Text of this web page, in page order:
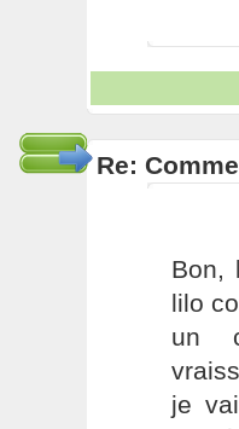
Re:
Bon,
lilo
un
je